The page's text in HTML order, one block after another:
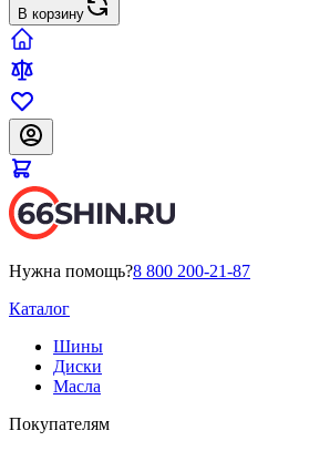
В корзину
Нужна помощь?8 800 200-21-87
Каталог
Шины
Диски
Масла
Покупателям